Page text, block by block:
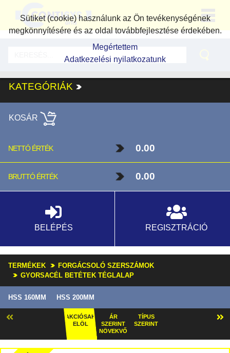
Sütiket (cookie) használunk az Ön tevékenységének
megkönnyítésére és az oldal továbbfejlesztése érdekében.
Megértettem
Adatkezelési nyilatkozatunk
KATEGÓRIÁK
KOSÁR
NETTÓ ÉRTÉK 0.00
BRUTTÓ ÉRTÉK 0.00
BELÉPÉS REGISZTRÁCIÓ
TERMÉKEK
FORGÁCSOLÓ SZERSZÁMOK
GYORSACÉL BETÉTEK TÉGLALAP
HSS 160MM HSS 200MM
AKCIÓSAK
ELÖL
ÁR
SZERINT
NÖVEKVŐ
TÍPUS
SZERINT